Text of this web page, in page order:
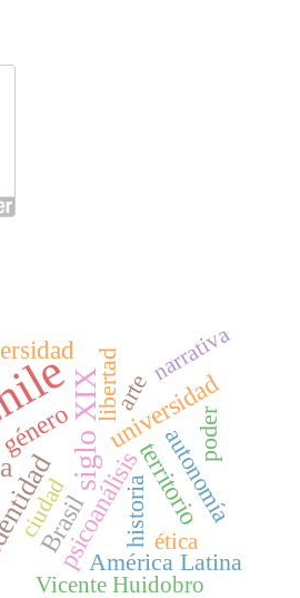
siglo XIX
psicoanálisis
universidad
territorio
Brasil
libertadarte
América Latina
autonomía
historia
poder
ciudad
narrativa
ética
Vicente Huidobro